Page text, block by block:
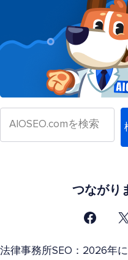
つながり
法律事務所SEO：2026年